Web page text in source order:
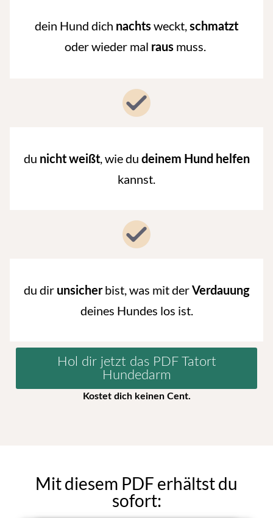
dein Hund dich nachts weckt, schmatzt
oder wieder mal raus muss.
du nicht weißt, wie du deinem Hund helfen
kannst.
du dir unsicherbist, was mit der Verdauung
deines Hundes los ist.
Hol dir jetzt das PDF Tatort
Hundedarm
Kostet dich keinen Cent.
Mit diesem PDF erhältst du
sofort: